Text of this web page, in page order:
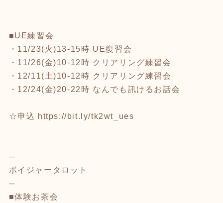
■UE練習会
・11/23(火)13-15時 UE復習会
・11/26(金)10-12時 クリアリング練習会
・12/11(土)10-12時 クリアリング練習会
・12/24(金)20-22時 なんでも訊けるお話会
☆申込 https://bit.ly/tk2wt_ues
─
ボイジャータロット
─
■体験お茶会